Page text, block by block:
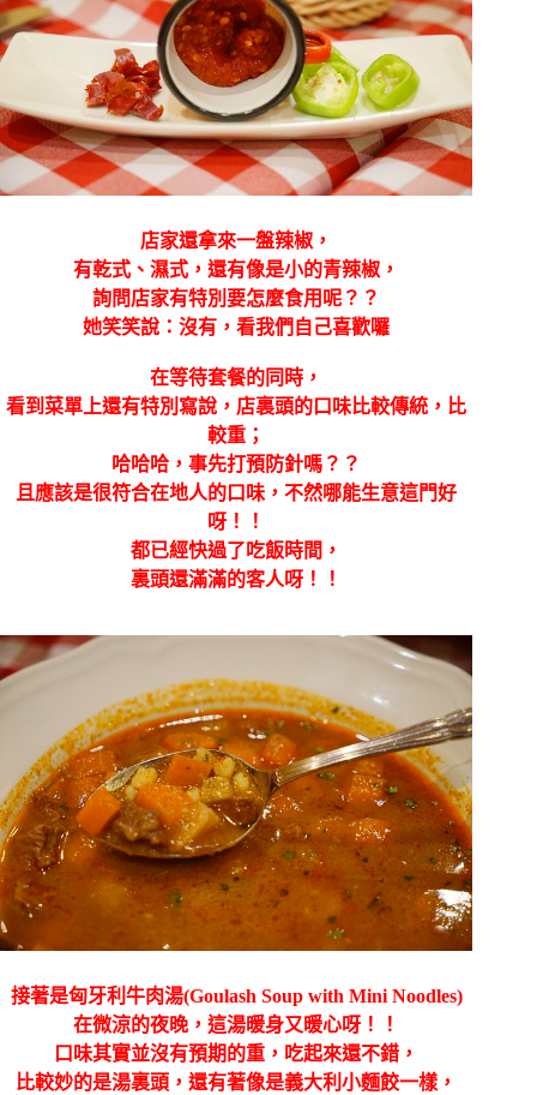
店家還拿來一盤辣椒，
有乾式、濕式，還有像是小的青辣椒，
詢問店家有特別要怎麼食用呢？？
她笑笑說：沒有，看我們自己喜歡囉
在等待套餐的同時，
看到菜單上還有特別寫說，店裏頭的口味比較傳統，比
較重；
哈哈哈，事先打預防針嗎？？
且應該是很符合在地人的口味，不然哪能生意這門好
呀！！
都已經快過了吃飯時間，
裏頭還滿滿的客人呀！！
接著是匈牙利牛肉湯(Goulash Soup with Mini Noodles)
在微涼的夜晚，這湯暖身又暖心呀！！
口味其實並沒有預期的重，吃起來還不錯，
比較妙的是湯裏頭，還有著像是義大利小麵餃一樣，